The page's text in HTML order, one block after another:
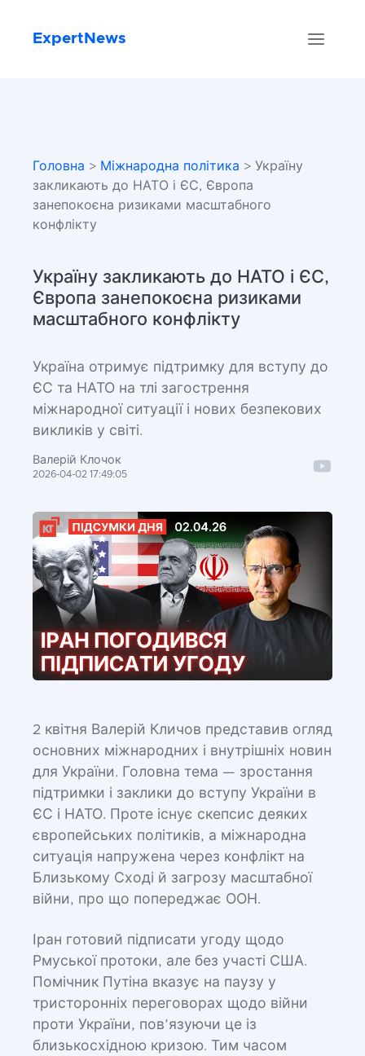
ExpertNews
Головна > Міжнародна політика > Україну
закликають до НАТО і ЄС, Європа
занепокоєна ризиками масштабного
конфлікту
Україну закликають до НАТО і ЄС,
Європа занепокоєна ризиками
масштабного конфлікту
Україна отримує підтримку для вступу до
ЄС та НАТО на тлі загострення
міжнародної ситуації і нових безпекових
викликів у світі.
Валерій Клочок
2026-04-02 17:49:05
2 квітня Валерій Кличов представив огляд
основних міжнародних і внутрішніх новин
для України. Головна тема — зростання
підтримки і заклики до вступу України в
ЄС і НАТО. Проте існує скепсис деяких
європейських політиків, а міжнародна
ситуація напружена через конфлікт на
Близькому Сході й загрозу масштабної
війни, про що попереджає ООН.
Іран готовий підписати угоду щодо
Рмуської протоки, але без участі США.
Помічник Путіна вказує на паузу у
тристоронніх переговорах щодо війни
проти України, пов’язуючи це із
близькосхідною кризою. Тим часом